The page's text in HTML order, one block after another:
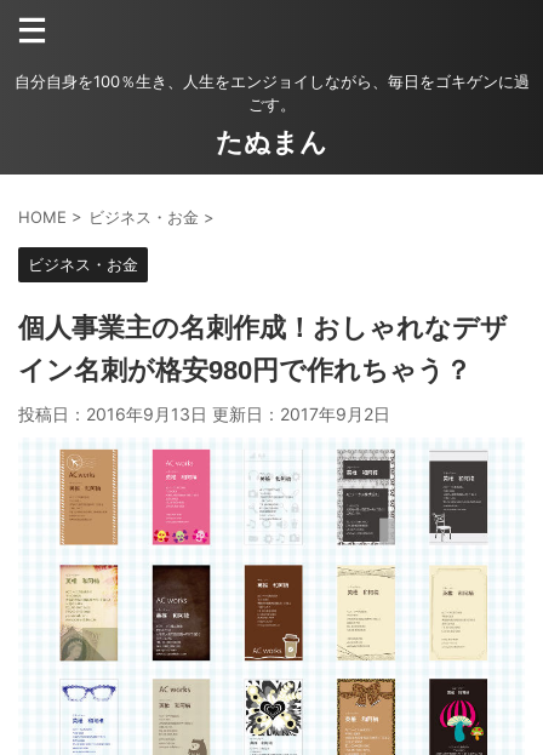
自分自身を100％生き、人生をエンジョイしながら、毎日をゴキゲンに過
ごす。
たぬまん
HOME > ビジネス・お金 >
ビジネス・お金
個人事業主の名刺作成！おしゃれなデザ
イン名刺が格安980円で作れちゃう？
投稿日：2016年9月13日 更新日： 2017年9月2日